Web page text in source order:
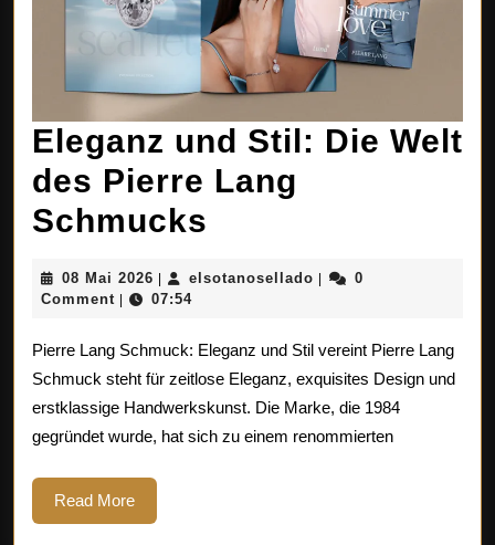
Eleganz und Stil: Die Welt
des Pierre Lang
Schmucks
Die
Welt
des
08 Mai 2026 08
Mai
elsotanosellado elsotanosellado
0
Comment
07:54
Pierre Lang Schmuck: Eleganz und Stil vereint Pierre Lang
Schmuck steht für zeitlose Eleganz, exquisites Design und
erstklassige Handwerkskunst. Die Marke, die 1984
gegründet wurde, hat sich zu einem renommierten
Read MoreRead
More